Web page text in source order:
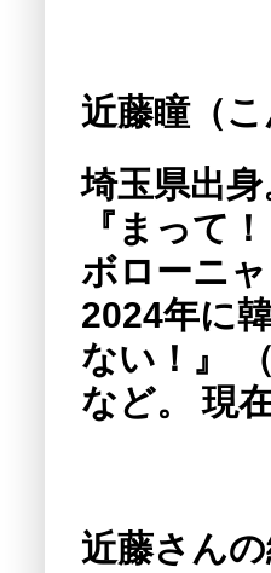
近藤瞳（
埼玉県出
『まって
ボローニ
2024年に
ない！』
など。 現
近藤さん